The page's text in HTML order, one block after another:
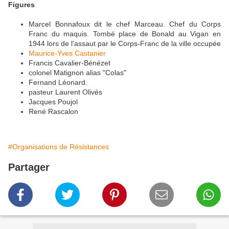
Figures
Marcel Bonnafoux dit le chef Marceau. Chef du Corps
Franc du maquis. Tombé place de Bonald au Vigan en
1944 lors de l'assaut par le Corps-Franc de la ville occupée
Maurice-Yves Castanier
Francis Cavalier-Bénézet
colonel Matignon alias "Colas"
Fernand Léonard.
pasteur Laurent Olivès
Jacques Poujol
René Rascalon
#Organisations de Résistances
Partager